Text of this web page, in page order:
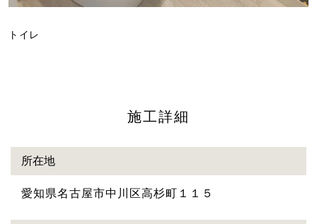
トイレ
施工詳細
所在地
愛知県名古屋市中川区高杉町１１５